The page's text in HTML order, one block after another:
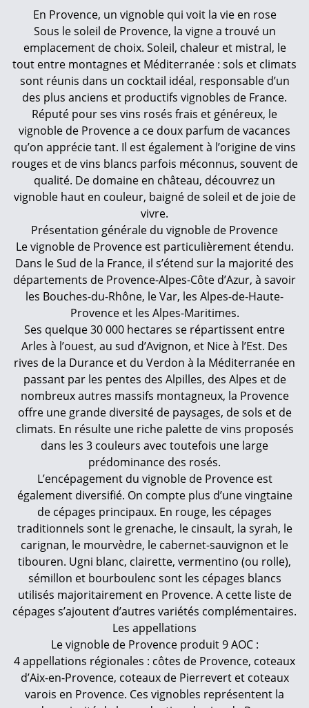
En Provence, un vignoble qui voit la vie en rose
Sous le soleil de Provence, la vigne a trouvé un
emplacement de choix. Soleil, chaleur et mistral, le
tout entre montagnes et Méditerranée : sols et climats
sont réunis dans un cocktail idéal, responsable d’un
des plus anciens et productifs vignobles de France.
Réputé pour ses vins rosés frais et généreux, le
vignoble de Provence a ce doux parfum de vacances
qu’on apprécie tant. Il est également à l’origine de vins
rouges et de vins blancs parfois méconnus, souvent de
qualité. De domaine en château, découvrez un
vignoble haut en couleur, baigné de soleil et de joie de
vivre.
Présentation générale du vignoble de Provence
Le vignoble de Provence est particulièrement étendu.
Dans le Sud de la France, il s’étend sur la majorité des
départements de Provence-Alpes-Côte d’Azur, à savoir
les Bouches-du-Rhône, le Var, les Alpes-de-Haute-
Provence et les Alpes-Maritimes.
Ses quelque 30 000 hectares se répartissent entre
Arles à l’ouest, au sud d’Avignon, et Nice à l’Est. Des
rives de la Durance et du Verdon à la Méditerranée en
passant par les pentes des Alpilles, des Alpes et de
nombreux autres massifs montagneux, la Provence
offre une grande diversité de paysages, de sols et de
climats. En résulte une riche palette de vins proposés
dans les 3 couleurs avec toutefois une large
prédominance des rosés.
L’encépagement du vignoble de Provence est
également diversifié. On compte plus d’une vingtaine
de cépages principaux. En rouge, les cépages
traditionnels sont le grenache, le cinsault, la syrah, le
carignan, le mourvèdre, le cabernet-sauvignon et le
tibouren. Ugni blanc, clairette, vermentino (ou rolle),
sémillon et bourboulenc sont les cépages blancs
utilisés majoritairement en Provence. A cette liste de
cépages s’ajoutent d’autres variétés complémentaires.
Les appellations
Le vignoble de Provence produit 9 AOC :
4 appellations régionales : côtes de Provence, coteaux
d’Aix-en-Provence, coteaux de Pierrevert et coteaux
varois en Provence. Ces vignobles représentent la